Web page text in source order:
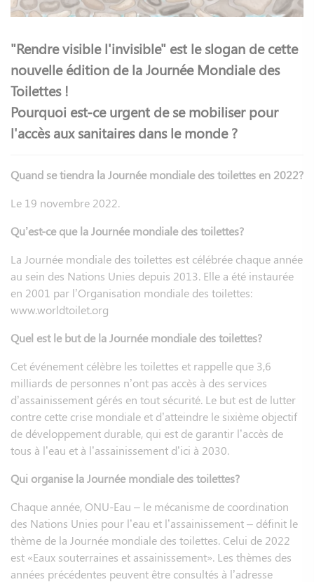
"Rendre visible l'invisible" est le slogan de cette
nouvelle édition de la Journée Mondiale des
Toilettes !
Pourquoi est-ce urgent de se mobiliser pour
l'accès aux sanitaires dans le monde ?
Quand se tiendra la Journée mondiale des toilettes en 2022?
Le 19 novembre 2022.
Qu’est-ce que la Journée mondiale des toilettes?
La Journée mondiale des toilettes est célébrée chaque année
au sein des Nations Unies depuis 2013. Elle a été instaurée
en 2001 par l’Organisation mondiale des toilettes:
www.worldtoilet.org
Quel est le but de la Journée mondiale des toilettes?
Cet événement célèbre les toilettes et rappelle que 3,6
milliards de personnes n’ont pas accès à des services
d’assainissement gérés en tout sécurité. Le but est de lutter
contre cette crise mondiale et d’atteindre le sixième objectif
de développement durable, qui est de garantir l’accès de
tous à l’eau et à l’assainissement d’ici à 2030.
Qui organise la Journée mondiale des toilettes?
Chaque année, ONU-Eau – le mécanisme de coordination
des Nations Unies pour l’eau et l’assainissement – définit le
thème de la Journée mondiale des toilettes. Celui de 2022
est «Eaux souterraines et assainissement». Les thèmes des
années précédentes peuvent être consultés à l’adresse